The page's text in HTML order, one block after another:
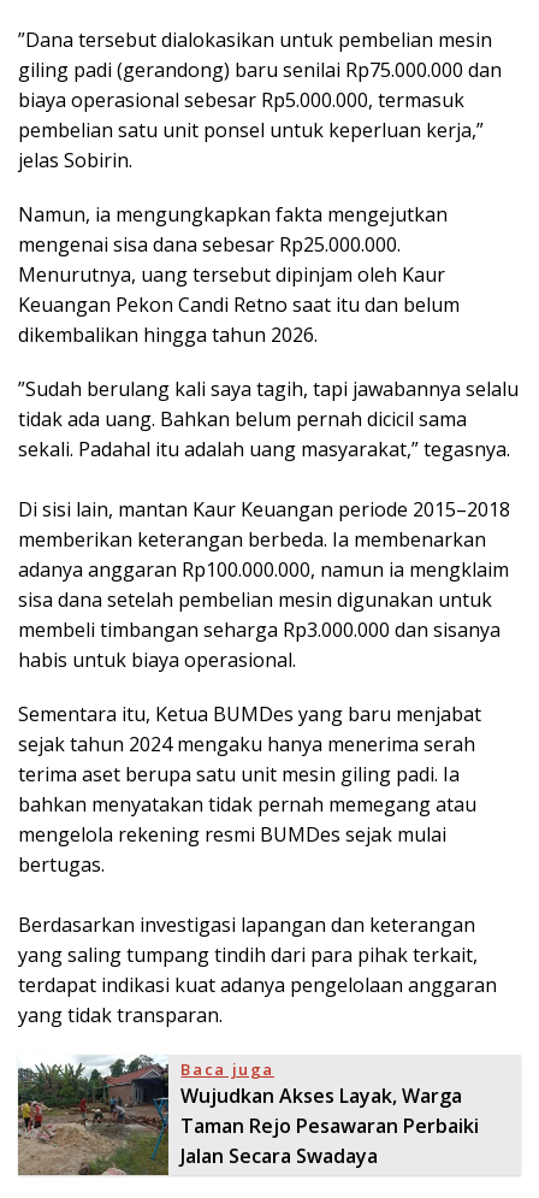
​”Dana tersebut dialokasikan untuk pembelian mesin
giling padi (gerandong) baru senilai Rp75.000.000 dan
biaya operasional sebesar Rp5.000.000, termasuk
pembelian satu unit ponsel untuk keperluan kerja,”
jelas Sobirin.
​Namun, ia mengungkapkan fakta mengejutkan
mengenai sisa dana sebesar Rp25.000.000.
Menurutnya, uang tersebut dipinjam oleh Kaur
Keuangan Pekon Candi Retno saat itu dan belum
dikembalikan hingga tahun 2026.
​”Sudah berulang kali saya tagih, tapi jawabannya selalu
tidak ada uang. Bahkan belum pernah dicicil sama
sekali. Padahal itu adalah uang masyarakat,” tegasnya.
​Di sisi lain, mantan Kaur Keuangan periode 2015–2018
memberikan keterangan berbeda. Ia membenarkan
adanya anggaran Rp100.000.000, namun ia mengklaim
sisa dana setelah pembelian mesin digunakan untuk
membeli timbangan seharga Rp3.000.000 dan sisanya
habis untuk biaya operasional.
​Sementara itu, Ketua BUMDes yang baru menjabat
sejak tahun 2024 mengaku hanya menerima serah
terima aset berupa satu unit mesin giling padi. Ia
bahkan menyatakan tidak pernah memegang atau
mengelola rekening resmi BUMDes sejak mulai
bertugas.
​Berdasarkan investigasi lapangan dan keterangan
yang saling tumpang tindih dari para pihak terkait,
terdapat indikasi kuat adanya pengelolaan anggaran
yang tidak transparan.
Baca juga
Wujudkan Akses Layak, Warga
Taman Rejo Pesawaran Perbaiki
Jalan Secara Swadaya